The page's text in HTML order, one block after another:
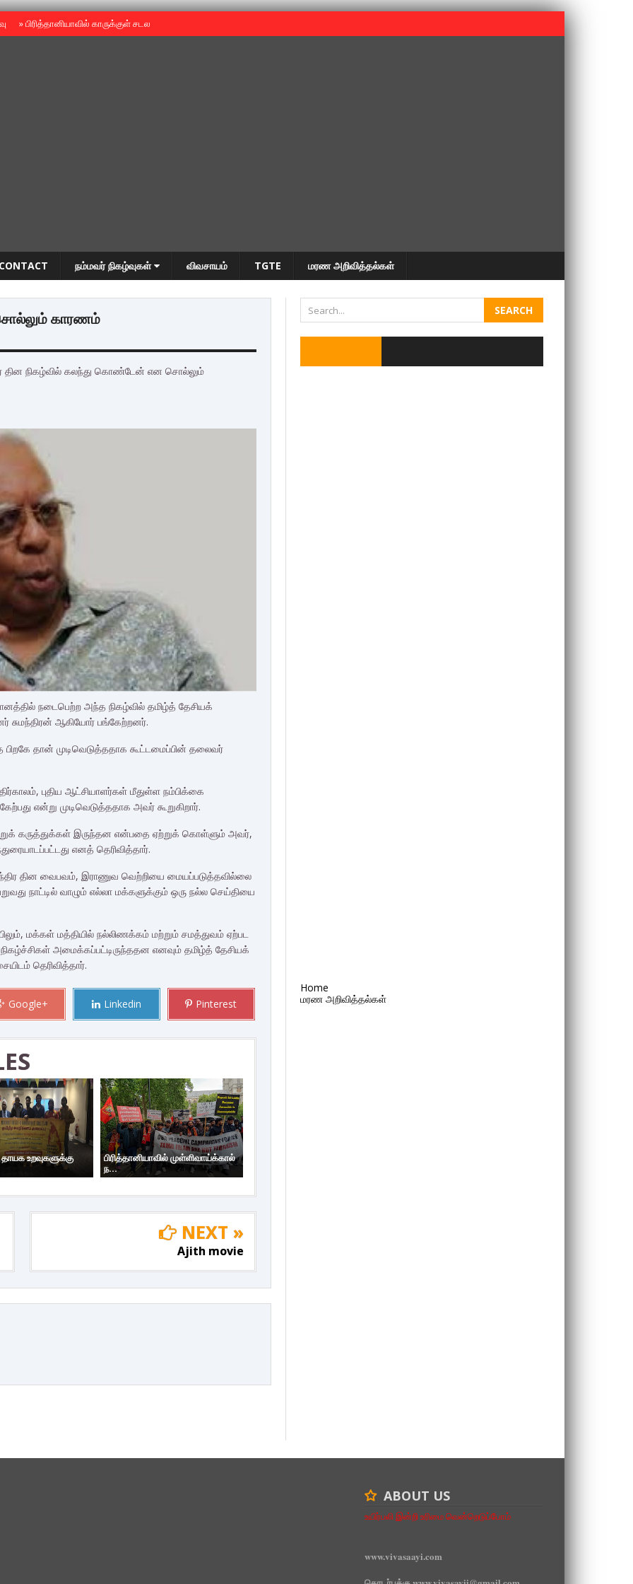
»பிரித்தானியாவில் காருக்குள் சடலம் -தமிழருடையதா ?
CONTACT நம்மவர் நிகழ்வுகள் விவசாயம் TGTE மரண அறிவித்தல்கள்
காரணம்
தின நிகழ்வில் கலந்து கொண்டேன் என சொல்லும்
நடைபெற்ற அந்த நிகழ்வில் தமிழ்த் தேசியக்
சுமந்திரன் ஆகியோர் பங்கேற்றனர்.
பிறகே தான் முடிவெடுத்ததாக கூட்டமைப்பின் தலைவர்
புதிய ஆட்சியாளர்கள் மீதுள்ள நம்பிக்கை
என்று முடிவெடுத்ததாக அவர் கூறுகிறார்.
கருத்துக்கள் இருந்தன என்பதை ஏற்றுக் கொள்ளும் அவர்,
எனத் தெரிவித்தார்.
தின வைபவம், இராணுவ வெற்றியை மையப்படுத்தவில்லை
நாட்டில் வாழும் எல்லா மக்களுக்கும் ஒரு நல்ல செய்தியை
மக்கள் மத்தியில் நல்லிணக்கம் மற்றும் சமத்துவம் ஏற்பட
அமைக்கப்பட்டிருந்ததன எனவும் தமிழ்த் தேசியக்
தெரிவித்தார்.
Google+ Linkedin Pinterest
தாயக உறவுகளுக்கு
பிரித்தானியாவில் முள்ளிவாய்க்கால்
ந...
NEXT »
Ajith movie
Home
மரண அறிவித்தல்கள்
ABOUT US
உயிர்பலி இன்றி உரிமை வென்றெடுப்போம்
www.vivasaayi.com